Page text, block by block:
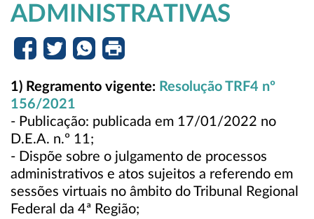
ADMINISTRATIVAS
1) Regramento vigente: Resolução TRF4 nº
156/2021
- Publicação: publicada em 17/01/2022 no
D.E.A. n.º 11;
- Dispõe sobre o julgamento de processos
administrativos e atos sujeitos a referendo em
sessões virtuais no âmbito do Tribunal Regional
Federal da 4ª Região;